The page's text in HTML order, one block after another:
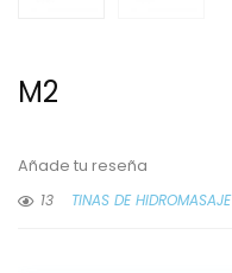
M2
Añade tu reseña
13
TINAS DE HIDROMASAJE